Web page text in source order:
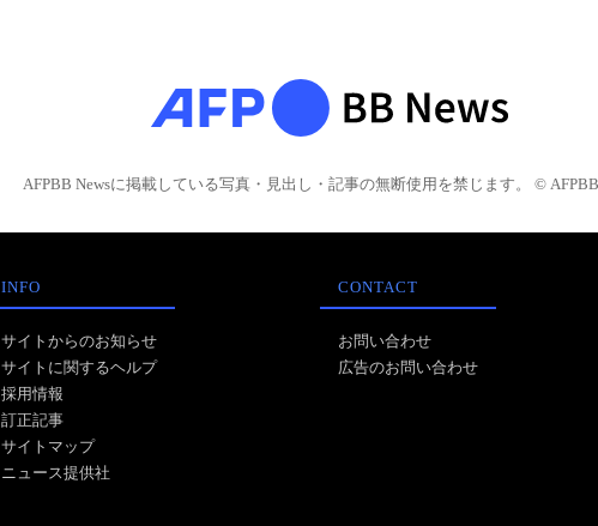
AFPBB Newsに掲載している写真・見出し・記事の無断使用を禁じます。 © AFPBB
INFO
サイトからのお知らせ
サイトに関するヘルプ
採用情報
訂正記事
サイトマップ
ニュース提供社
CONTACT
お問い合わせ
広告のお問い合わせ